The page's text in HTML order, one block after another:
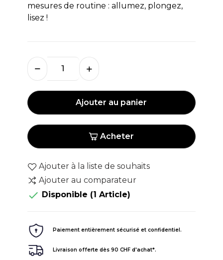
mesures de routine : allumez, plongez,
lisez !
Ajouter au panier
Acheter
Ajouter à la liste de souhaits
Ajouter au comparateur
 Disponible (1 Article)
Paiement entièrement sécurisé et confidentiel.
Livraison offerte dès 90 CHF d'achat*.